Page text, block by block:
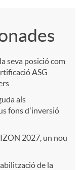
seva posició com
ASG
als
fons d'inversió
2027, un nou
de la